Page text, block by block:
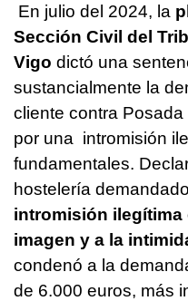
En julio del 2024, la
Sección Civil del
Vigo dictó una
sustancialmente la
cliente contra
por una intromisión
fundamentales.
hostelería
intromisión ilegítima
imagen y a la
condenó a la
de 6.000 euros, más